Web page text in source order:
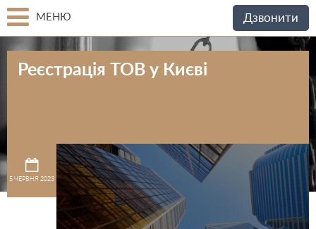
МЕНЮ Дзвонити
Реєстрація ТОВ у Києві
5 ЧЕРВНЯ 2023